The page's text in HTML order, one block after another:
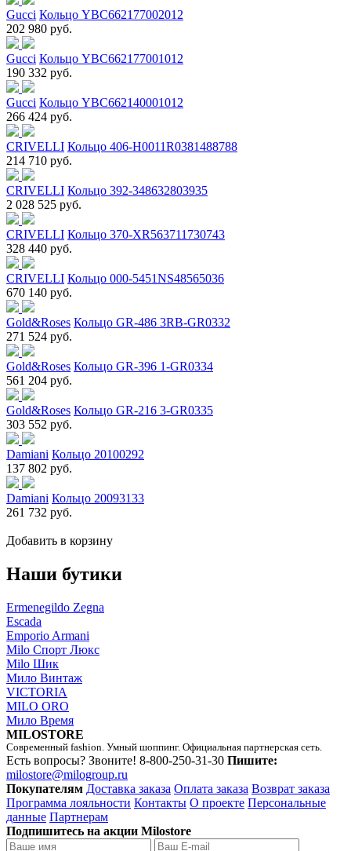
Gucci Кольцо YBC662177002012
202 980 руб.
Gucci Кольцо YBC662177001012
190 332 руб.
Gucci Кольцо YBC662140001012
266 424 руб.
CRIVELLI Кольцо 406-H0011R0381488788
214 710 руб.
CRIVELLI Кольцо 392-348632803935
2 028 525 руб.
CRIVELLI Кольцо 370-XR563711730743
328 440 руб.
CRIVELLI Кольцо 000-5451NS48565036
670 140 руб.
Gold&Roses Кольцо GR-486 3RB-GR0332
271 524 руб.
Gold&Roses Кольцо GR-396 1-GR0334
561 204 руб.
Gold&Roses Кольцо GR-216 3-GR0335
303 552 руб.
Damiani Кольцо 20100292
137 802 руб.
Damiani Кольцо 20093133
261 732 руб.
Добавить в корзину
Наши бутики
Ermenegildo Zegna
Escada
Emporio Armani
Milo Спорт Люкс
Milo Шик
Мило Винтаж
VICTORIA
MILO ORO
Мило Время
MILOSTORE
Современный fashion. Умный шоппинг. Официальная партнерская сеть.
Есть вопросы? Звоните! 8-800-250-31-30 Пишите:
milostore@milogroup.ru
Покупателям Доставка заказа Оплата заказа Возврат заказа
Программа лояльности Контакты О проекте Персональные
данные Партнерам
Подпишитесь на акции Milostore